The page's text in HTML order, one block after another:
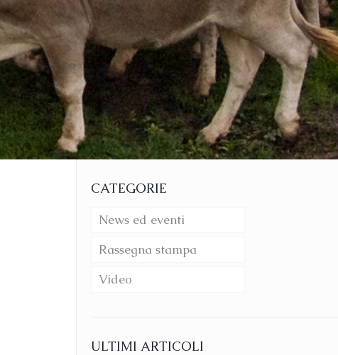
CATEGORIE
News ed eventi
Rassegna stampa
Video
ULTIMI ARTICOLI